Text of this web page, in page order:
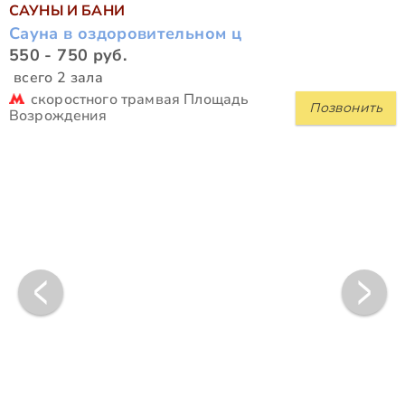
САУНЫ И БАНИ
Сауна в оздоровительном ц
550 - 750 руб.
всего 2 зала
Позвонить
скоростного трамвая Площадь
Возрождения